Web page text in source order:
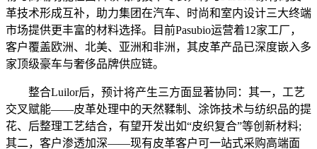
革技术形成互补，助力集团在汽车、时尚和室内设计三大终端
市场提供更丰富的材料选择。目前Pasubio运营着12家工厂，
客户覆盖欧洲、北美、亚洲和非洲，其皮革产品已深度嵌入多
家顶级豪车与奢侈品牌供应链。
整合Luilor后，预计将产生三方面显著协同：其一，工艺
交叉赋能——皮革处理中的天然鞣制、涂饰技术与纺织品的提
花、后整理工艺结合，有望开发出如“皮织复合”等创新材料;
其二，客户渗透加深——现有皮革客户可一站式采购高端面